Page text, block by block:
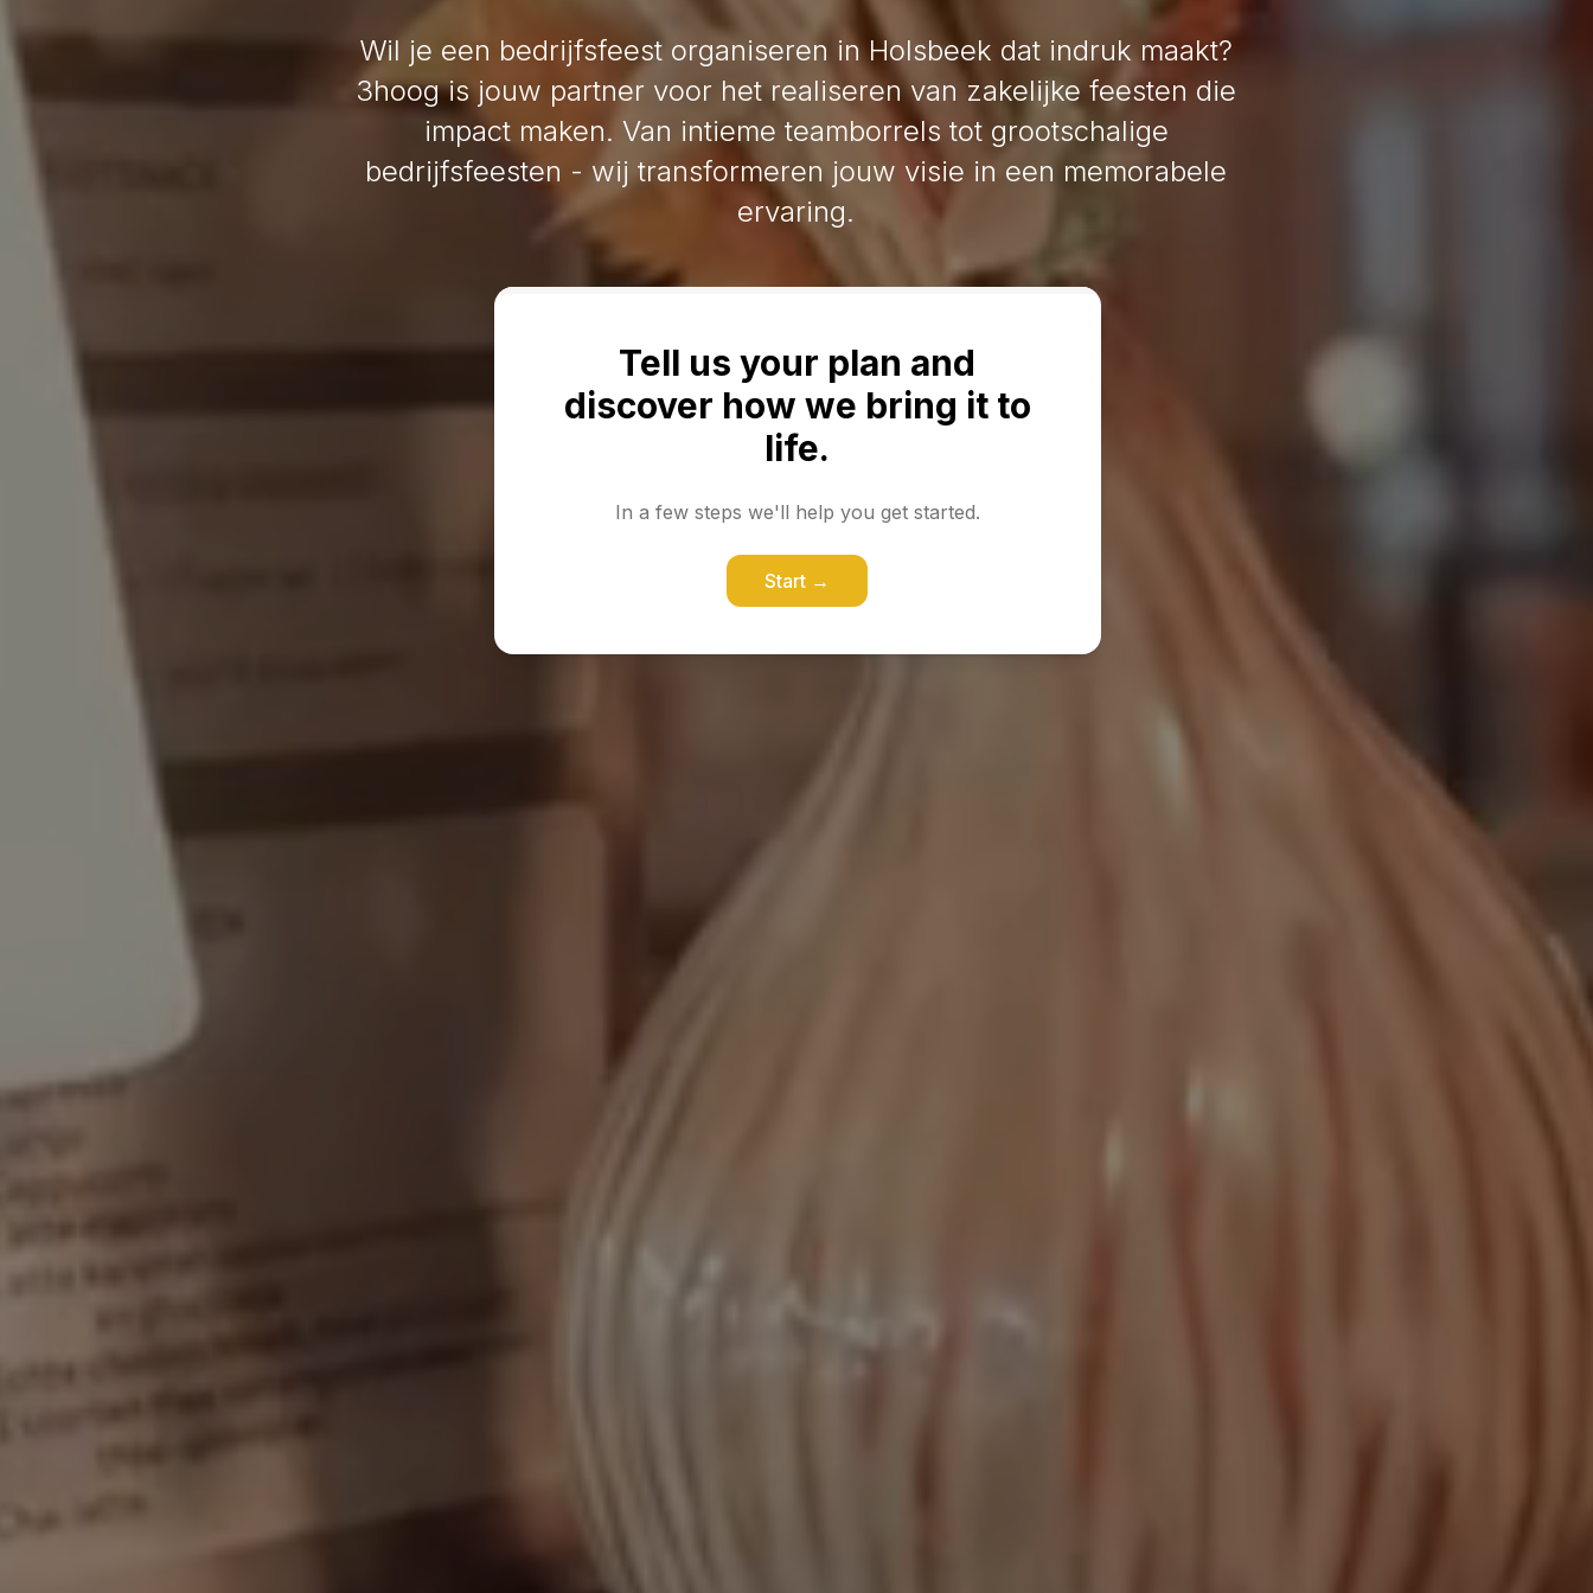
Wil je een bedrijfsfeest organiseren in Holsbeek dat indruk maakt?
3hoog is jouw partner voor het realiseren van zakelijke feesten die
impact maken. Van intieme teamborrels tot grootschalige
bedrijfsfeesten - wij transformeren jouw visie in een memorabele
ervaring.